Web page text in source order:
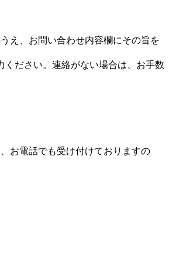
え、お問い合わせ内容欄にその旨を
ださい。連絡がない場合は、お手数
お電話でも受け付けておりますの